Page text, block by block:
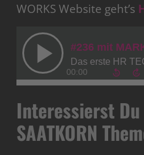
WORKS Website geht’s
Interessierst
SAATKORN